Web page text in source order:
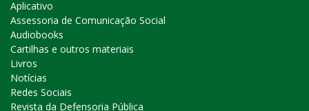
Aplicativo
Assessoria de Comunicação Social
Audiobooks
Cartilhas e outros materiais
Livros
Notícias
Redes Sociais
Revista da Defensoria Pública